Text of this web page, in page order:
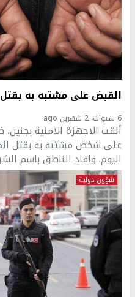
القبض على مشتبه به
6 سنوات، 2 شهرين ago
ألقت الاجهزة الامنية
على شخص مشتبه به بقتل
اليوم. وافاد الناطق باسم
شؤون دولية